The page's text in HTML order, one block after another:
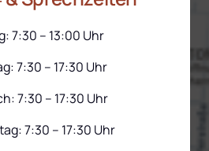
7:30 – 13:00 Uhr
7:30 – 17:30 Uhr
7:30 – 17:30 Uhr
7:30 – 17:30 Uhr